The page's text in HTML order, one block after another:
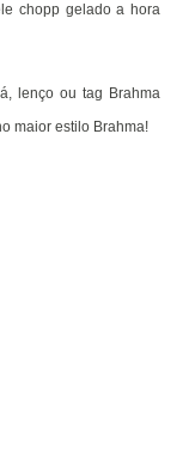
chopp gelado a hora
lenço ou tag Brahma
maior estilo Brahma!